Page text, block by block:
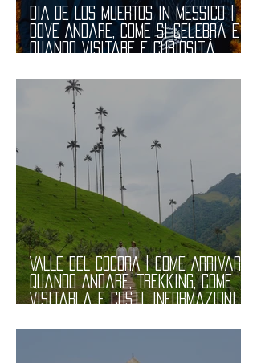
DIA DE LOS MUERTOS in MESSICO |
Dove Andare, Come si Celebra e
Quando Visitare e Curiosità.
VALLE DEL COCORA | Come Arrivare,
Quando Andare, Trekking, Come
Visitarla e Costi. Informazioni